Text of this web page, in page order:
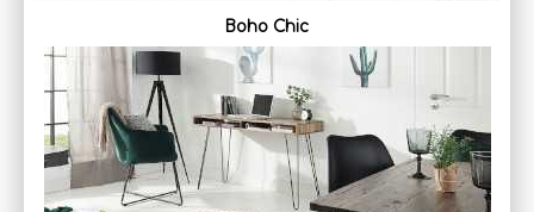
Boho Chic